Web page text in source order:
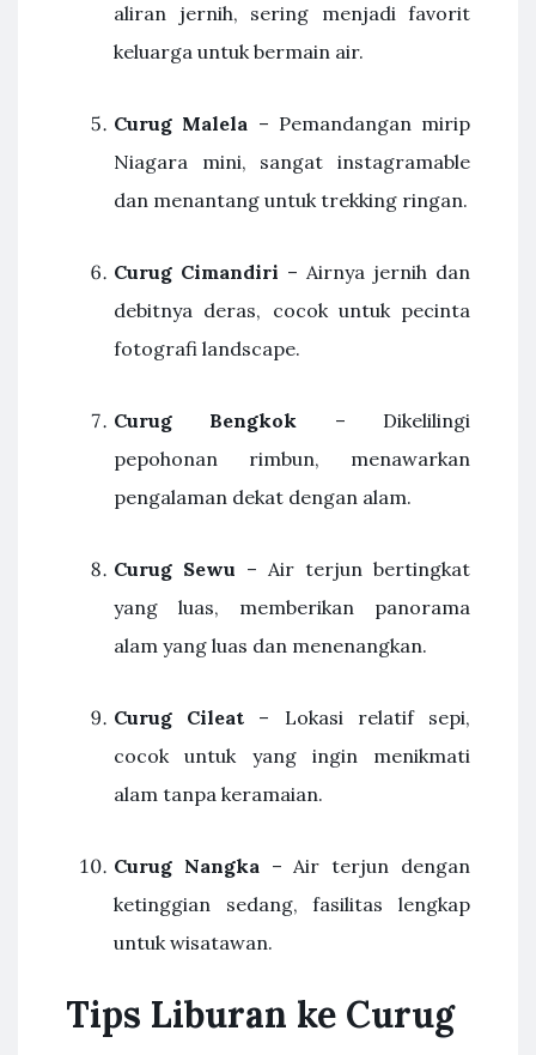
aliran jernih, sering menjadi favorit
keluarga untuk bermain air.
Curug Malela – Pemandangan mirip
Niagara mini, sangat instagramable
dan menantang untuk trekking ringan.
Curug Cimandiri – Airnya jernih dan
debitnya deras, cocok untuk pecinta
fotografi landscape.
Curug Bengkok – Dikelilingi
pepohonan rimbun, menawarkan
pengalaman dekat dengan alam.
Curug Sewu – Air terjun bertingkat
yang luas, memberikan panorama
alam yang luas dan menenangkan.
Curug Cileat – Lokasi relatif sepi,
cocok untuk yang ingin menikmati
alam tanpa keramaian.
Curug Nangka– Air terjun dengan
ketinggian sedang, fasilitas lengkap
untuk wisatawan.
Tips Liburan ke Curug